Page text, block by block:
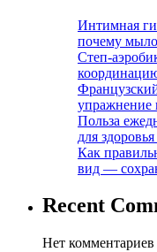
Интимная
почему
Степ-
упражнение
Польза
для
Как
вид —
Recent
Нет комментариев